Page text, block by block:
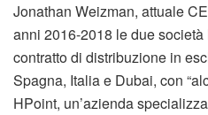
Jonathan Weizman, attuale
anni 2016-2018 le due
contratto di distribuzione in
Spagna, Italia e Dubai, con
HPoint, un’azienda